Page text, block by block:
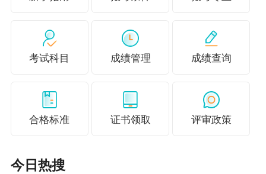
师职称评审政策>>
考试科目 成绩管理 成绩查询
合格标准 证书领取 评审政策
今日热搜